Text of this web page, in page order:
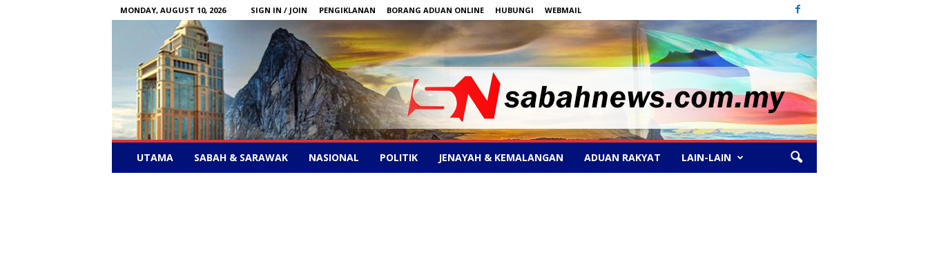
MONDAY, AUGUST 10, 2026 SIGN IN / JOIN PENGIKLANAN BORANG ADUAN ONLINE HUBUNGI WEBMAIL
–
UTAMA SABAH & SARAWAK NASIONAL POLITIK JENAYAH & KEMALANGAN ADUAN RAKYAT LAIN-LAIN